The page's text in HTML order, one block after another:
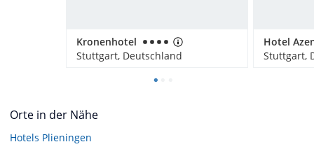
Kronenhotel
Stuttgart, Deutschland
Hotel
Stuttgart,
Orte in der Nähe
Hotels Plieningen